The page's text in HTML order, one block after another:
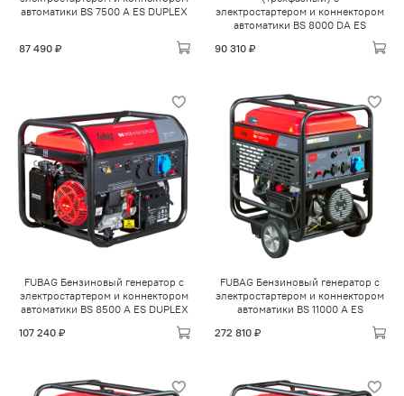
автоматики BS 7500 A ES DUPLEX
87 490 ₽
электростартером и коннектором
автоматики BS 8000 DA ES
90 310 ₽
FUBAG Бензиновый генератор с
электростартером и коннектором
автоматики BS 8500 A ES DUPLEX
107 240 ₽
FUBAG Бензиновый генератор с
электростартером и коннектором
автоматики BS 11000 A ES
272 810 ₽